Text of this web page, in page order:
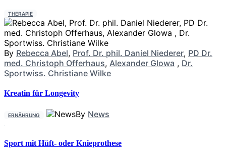
THERAPIE
By Rebecca Abel, Prof. Dr. phil. Daniel Niederer, PD Dr.
med. Christoph Offerhaus, Alexander Glowa , Dr.
Sportwiss. Christiane Wilke
Kreatin für Longevity
ERNÄHRUNG By News
Sport mit Hüft- oder Knieprothese